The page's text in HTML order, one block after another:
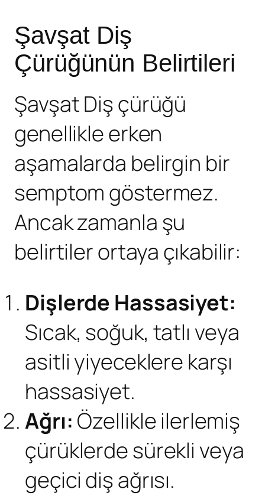
Şavşat Diş
Çürüğünün Belirtileri
Şavşat Diş çürüğü
genellikle erken
aşamalarda belirgin bir
semptom göstermez.
Ancak zamanla şu
belirtiler ortaya çıkabilir:
Dişlerde Hassasiyet:
Sıcak, soğuk, tatlı veya
asitli yiyeceklere karşı
hassasiyet.
Ağrı: Özellikle ilerlemiş
çürüklerde sürekli veya
geçici diş ağrısı.